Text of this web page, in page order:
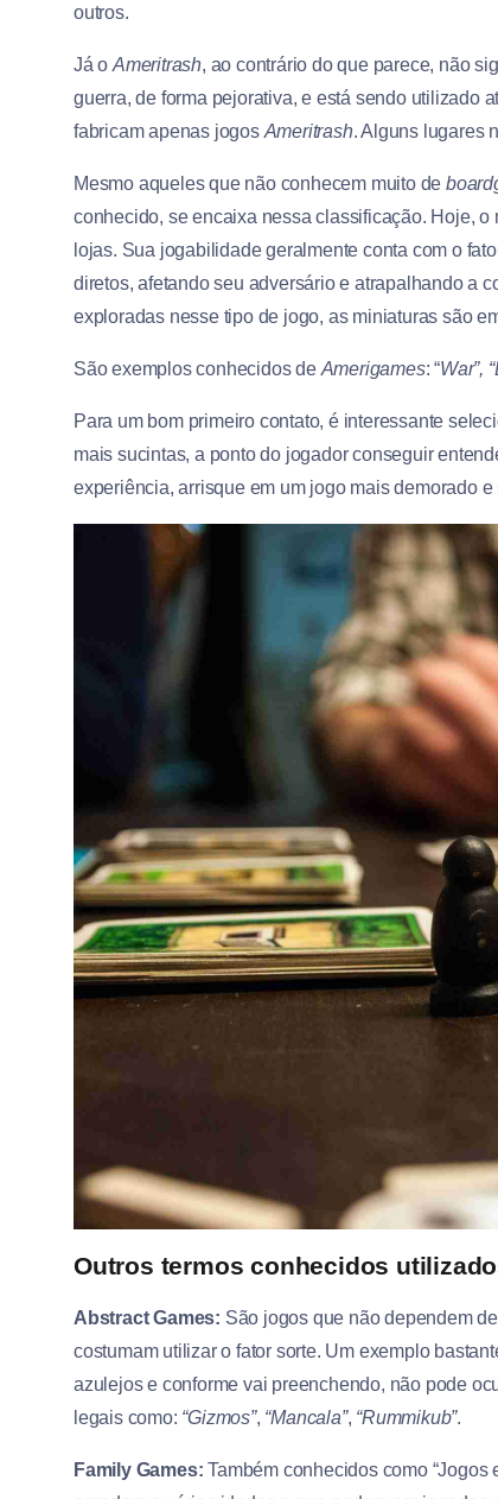
outros.
Já o Ameritrash, ao contrário do que parece, não
guerra, de forma pejorativa, e está sendo utilizado
fabricam apenas jogos Ameritrash. Alguns lugares
Mesmo aqueles que não conhecem muito de
conhecido, se encaixa nessa classificação. Hoje,
lojas. Sua jogabilidade geralmente conta com o
diretos, afetando seu adversário e atrapalhando a
exploradas nesse tipo de jogo, as miniaturas são
São exemplos conhecidos de Amerigames: “War”,
Para um bom primeiro contato, é interessante
mais sucintas, a ponto do jogador conseguir
experiência, arrisque em um jogo mais demorado
Outros termos conhecidos
Abstract Games: São jogos que não dependem
costumam utilizar o fator sorte. Um exemplo
azulejos e conforme vai preenchendo, não pode
legais como: “Gizmos”, “Mancala”, “Rummikub”.
Family Games: Também conhecidos como